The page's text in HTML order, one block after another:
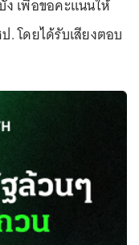
ง เพื่อขอคะแนนให้
โดยได้รับเสียงตอบ